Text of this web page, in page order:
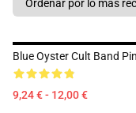
Blue Oyster Cult Band
9,24 € - 12,00 €